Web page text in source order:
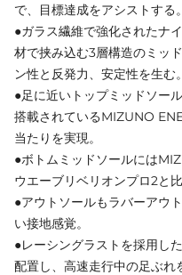
で、目標達成をアシストする。
●ガラス繊維で強化されたナ
材で挟み込む3層構造のミッ
ン性と反発力、安定性を生む。
●足に近いトップミッドソー
搭載されているMIZUNO
当たりを実現。
●ボトムミッドソールには
ウエーブリベリオンプロ2と
●アウトソールもラバーアウ
い接地感覚。
●レーシングラストを採用し
配置し、高速走行中の足ぶれ